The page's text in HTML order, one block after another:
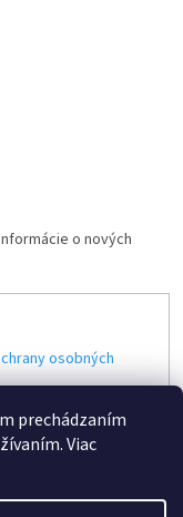
prechádzaním
Viac
o nových
osobných